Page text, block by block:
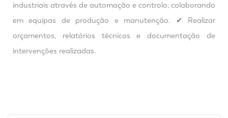
industriais através de automação e controlo, colaborando
em equipas de produção e manutenção. ✔ Realizar
orçamentos, relatórios técnicos e documentação de
intervenções realizadas.